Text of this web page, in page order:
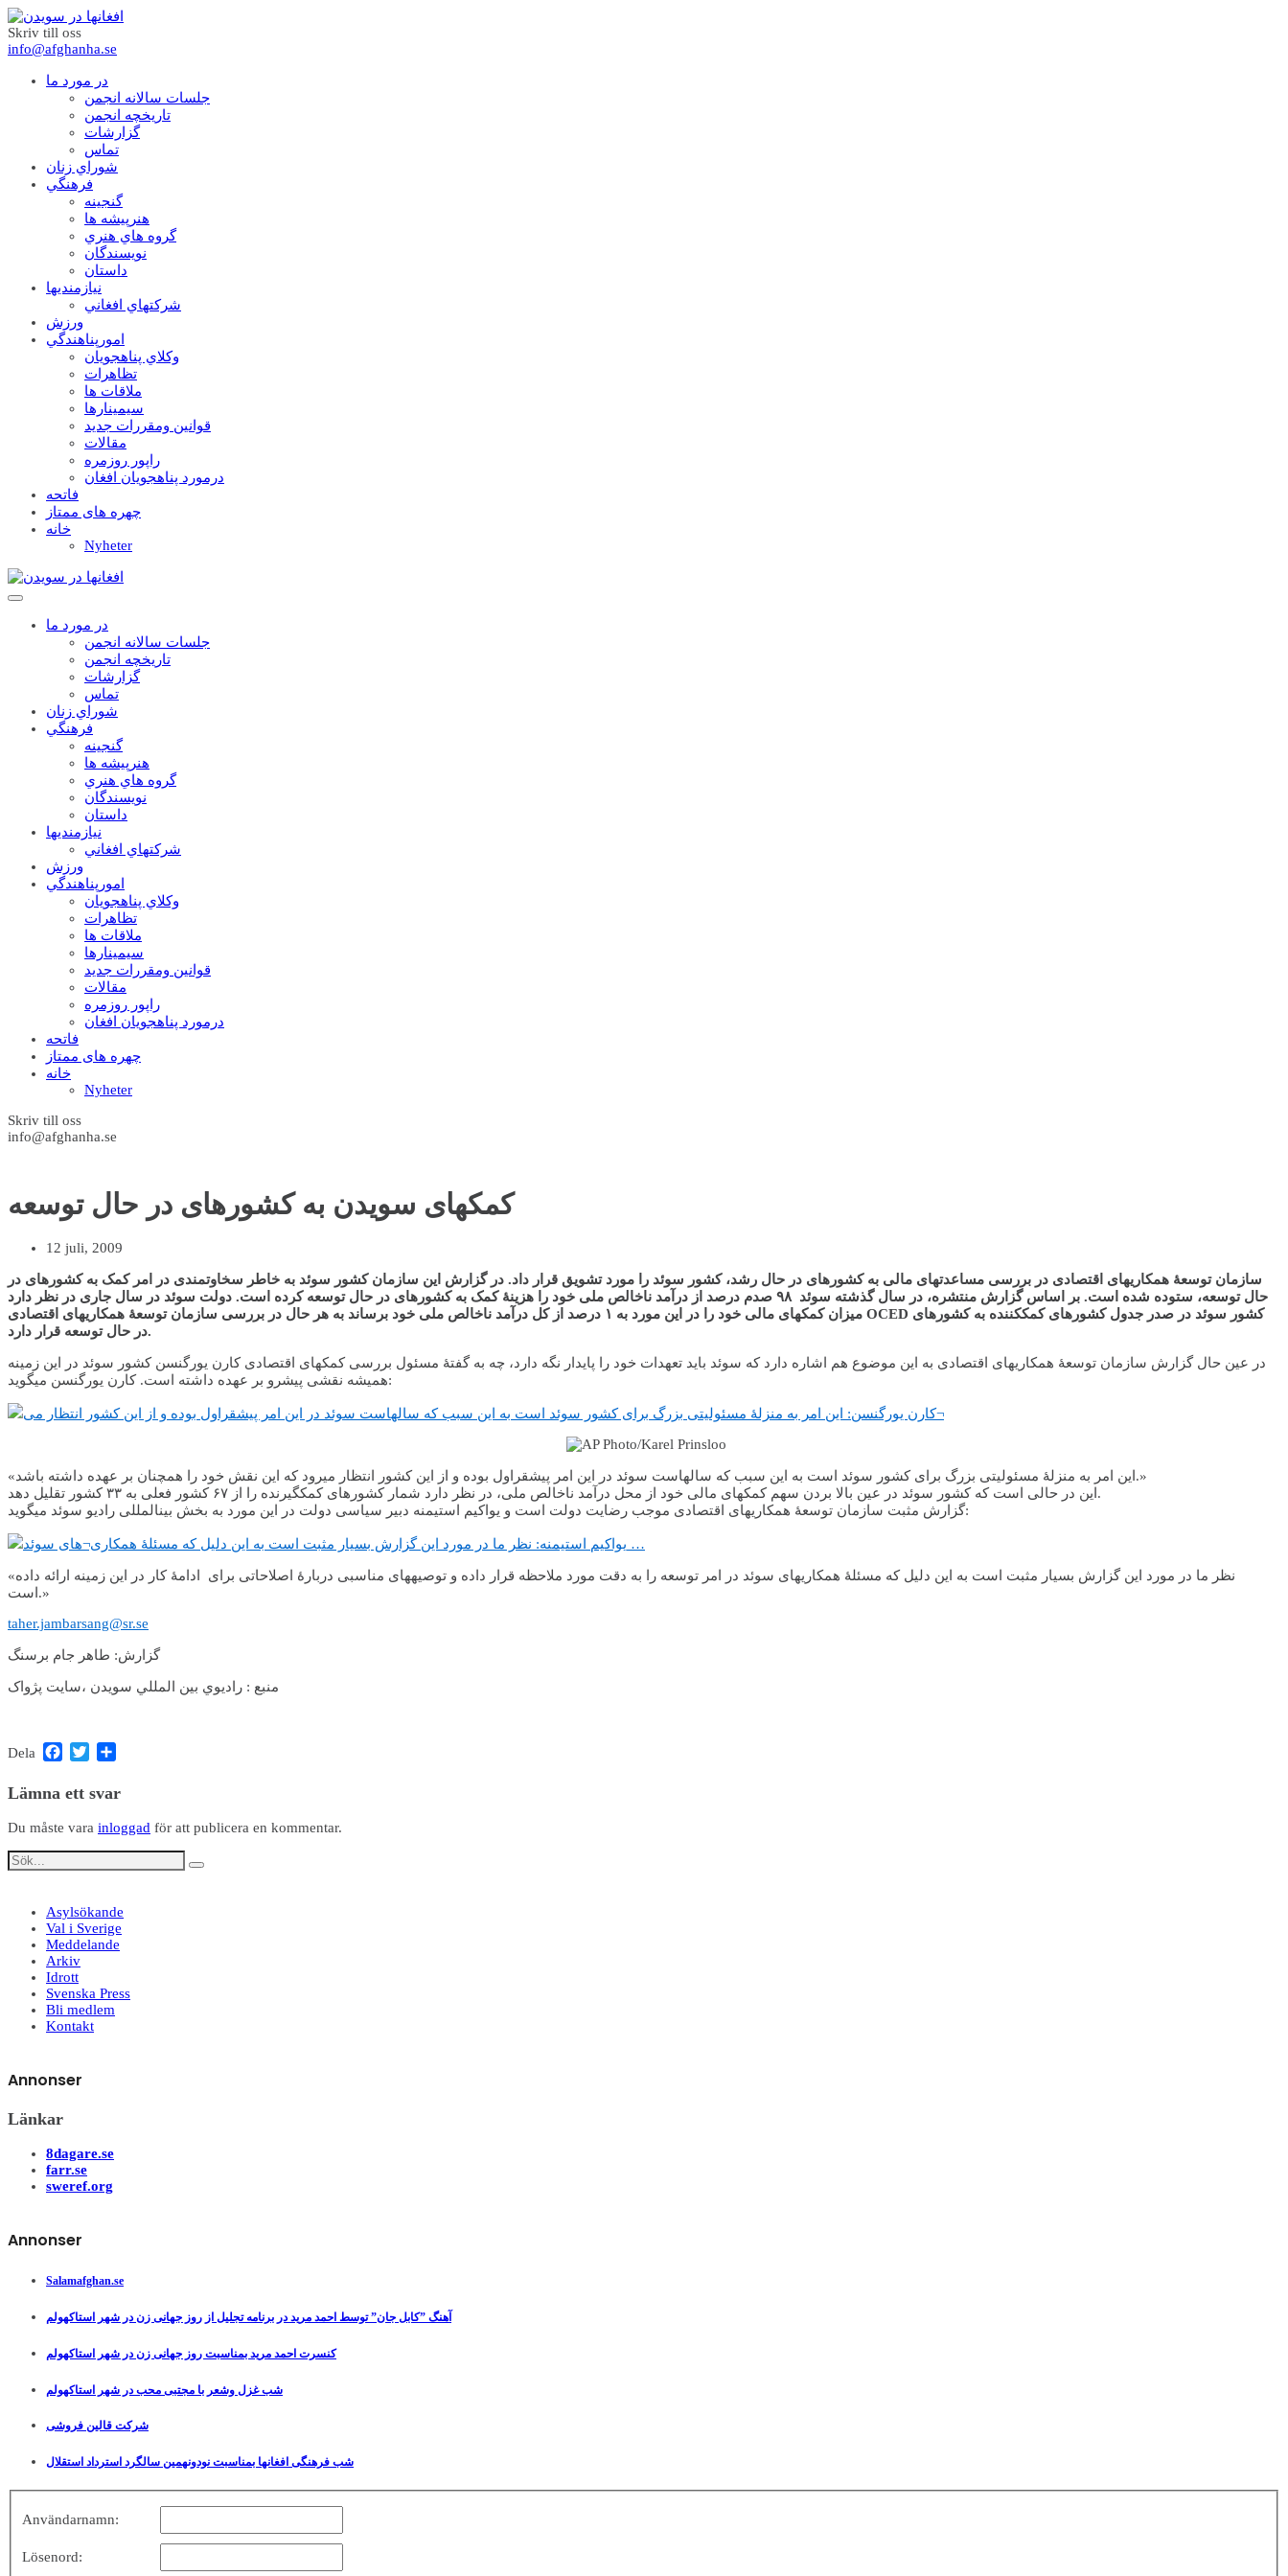
Skriv till oss
info@afghanha.se
در مورد ما
جلسات سالانه انجمن
تاریخچه انجمن
گزارشات
تماس
شوراي زنان
فرهنگي
گنجينه
هنرپيشه ها
گروه هاي هنري
نويسندگان
داستان
نيازمنديها
شرکتهاي افغاني
ورزش
امورپناهندگي
وکلاي پناهجويان
تظاهرات
ملاقات ها
سيمينارها
قوانين ومقررات جديد
مقالات
راپور روزمره
درمورد پناهجويان افغان
فاتحه
چهره های ممتاز
خانه
Nyheter
در مورد ما
جلسات سالانه انجمن
تاریخچه انجمن
گزارشات
تماس
شوراي زنان
فرهنگي
گنجينه
هنرپيشه ها
گروه هاي هنري
نويسندگان
داستان
نيازمنديها
شرکتهاي افغاني
ورزش
امورپناهندگي
وکلاي پناهجويان
تظاهرات
ملاقات ها
سيمينارها
قوانين ومقررات جديد
مقالات
راپور روزمره
درمورد پناهجويان افغان
فاتحه
چهره های ممتاز
خانه
Nyheter
Skriv till oss
info@afghanha.se
کمکهای سويدن به کشورهای در حال توسعه
12 juli, 2009
سازمان توسعۀ همکاری­های اقتصادی در بررسی مساعدت­های مالی به کشورهای در حال رشد، کشور سوئد را مورد تشویق قرار داد. در گزارش این سازمان کشور سوئد به خاطر سخاوتمندی در امر کمک به کشورهای در
حال توسعه، ستوده شده است. بر اساس گزارش منتشره، در سال گذشته سوئد ۹۸ صدم درصد از درآمد ناخالص ملی خود را هزینۀ کمک به کشورهای در حال توسعه کرده است. دولت سوئد در سال جاری در نظر دارد
میزان کمک­های مالی خود را در این مورد به ۱ درصد از کل درآمد ناخالص ملی خود برساند به هر حال در بررسی سازمان توسعۀ همکاری­های اقتصادی OCED کشور سوئد در صدر جدول کشورهای کمک­کننده به کشورهای
در حال توسعه قرار دارد.
در عین حال گزارش سازمان توسعۀ همکاری­های اقتصادی به این موضوع هم اشاره دارد که سوئد باید تعهدات خود را پایدار نگه دارد، چه به گفتۀ مسئول بررسی کمک­های اقتصادی کارن یورگنسن کشور سوئد در این زمینه
همیشه نقشی پیشرو بر عهده داشته است. کارن یورگنسن می­گوید:
کارن یورگنسن: این امر به منزلۀ مسئولیتی بزرگ برای کشور سوئد است به این سبب که سالهاست سوئد در این امر پیشقراول بوده و از این کشور انتظار می¬
«این امر به منزلۀ مسئولیتی بزرگ برای کشور سوئد است به این سبب که سالهاست سوئد در این امر پیشقراول بوده و از این کشور انتظار می­رود که این نقش خود را همچنان بر عهده داشته باشد.»
این در حالی است که کشور سوئد در عین بالا بردن سهم کمک­های مالی خود از محل درآمد ناخالص ملی، در نظر دارد شمار کشورهای کمک­گیرنده را از ۶۷ کشور فعلی به ۳۳ کشور تقلیل دهد.
گزارش مثبت سازمان توسعۀ همکاری­های اقتصادی موجب رضایت دولت است و یواکیم استیمنه دبیر سیاسی دولت در این مورد به بخش بین­المللی رادیو سوئد می­گوید:
یواکیم استیمنه: نظر ما در مورد این گزارش بسیار مثبت است به این دلیل که مسئلۀ همکاری¬های سوئد …
«نظر ما در مورد این گزارش بسیار مثبت است به این دلیل که مسئلۀ همکاری­های سوئد در امر توسعه را به دقت مورد ملاحظه قرار داده و توصیه­های مناسبی دربارۀ اصلاحاتی برای ادامۀ کار در این زمینه ارائه داده
است.»
taher.jambarsang@sr.se
گزارش: طاهر جام برسنگ
منبع : راديوي بين المللي سويدن ،سايت پژواک
Dela Facebook
Twitter
Lämna ett svar
Du måste vara inloggad för att publicera en kommentar.
Asylsökande
Val i Sverige
Meddelande
Arkiv
Idrott
Svenska Press
Bli medlem
Kontakt
Annonser
Länkar
8dagare.se
farr.se
sweref.org
Annonser
Salamafghan.se
آهنگ ”کابل جان” توسط احمد مرید در برنامه تجلیل از روز جهانی زن در شهر استاکهولم
کنسرت احمد مرید بمناسبت روز جهانی زن در شهر استاکهولم
شب غزل وشعر با مجتبی محب در شهر استاکهولم
شرکت قالین فروشی
شب فرهنگی افغانها بمناسبت نودونهمین سالگرد استرداد استقلال
Användarnamn:
Lösenord: